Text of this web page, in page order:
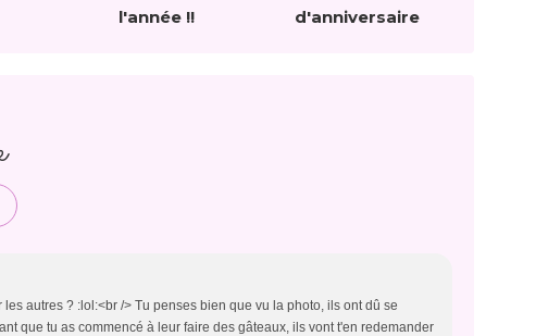
l'année !!
d'anniversaire
autres ? :lol:<br /> Tu penses bien que vu la photo, ils ont dû se
que tu as commencé à leur faire des gâteaux, ils vont t'en redemander